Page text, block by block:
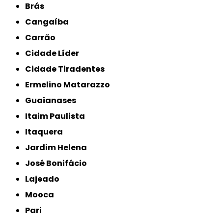
Brás
Cangaíba
Carrão
Cidade Líder
Cidade Tiradentes
Ermelino Matarazzo
Guaianases
Itaim Paulista
Itaquera
Jardim Helena
José Bonifácio
Lajeado
Mooca
Pari